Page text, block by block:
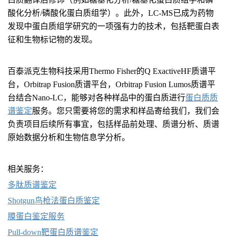
酸化分析/磷酸化蛋白质组学）。此外，LC-MS已成为药物
发现中蛋白质组学研究的一项强有力的技术，包括靶蛋白表
征和生物标记物的发现。
百泰派克生物科技采用Thermo Fisher的Q ExactiveHF质谱平
台，Orbitrap Fusion质谱平台，Orbitrap Fusion Lumos质谱平
台结合Nano-LC，能够对各种样品中的蛋白质进行蛋白质质
谱鉴定服务。您只需要将您的需求和样品寄给我们，我们会
负责项目后续所有事宜，包括样品前处理、质谱分析、质谱
原始数据分析和生物信息学分析。
相关服务：
多肽质谱鉴定
Shotgun鸟枪法蛋白质鉴定
膜蛋白鉴定服务
Pull-down靶蛋白质谱鉴定